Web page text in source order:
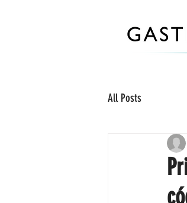
All Posts